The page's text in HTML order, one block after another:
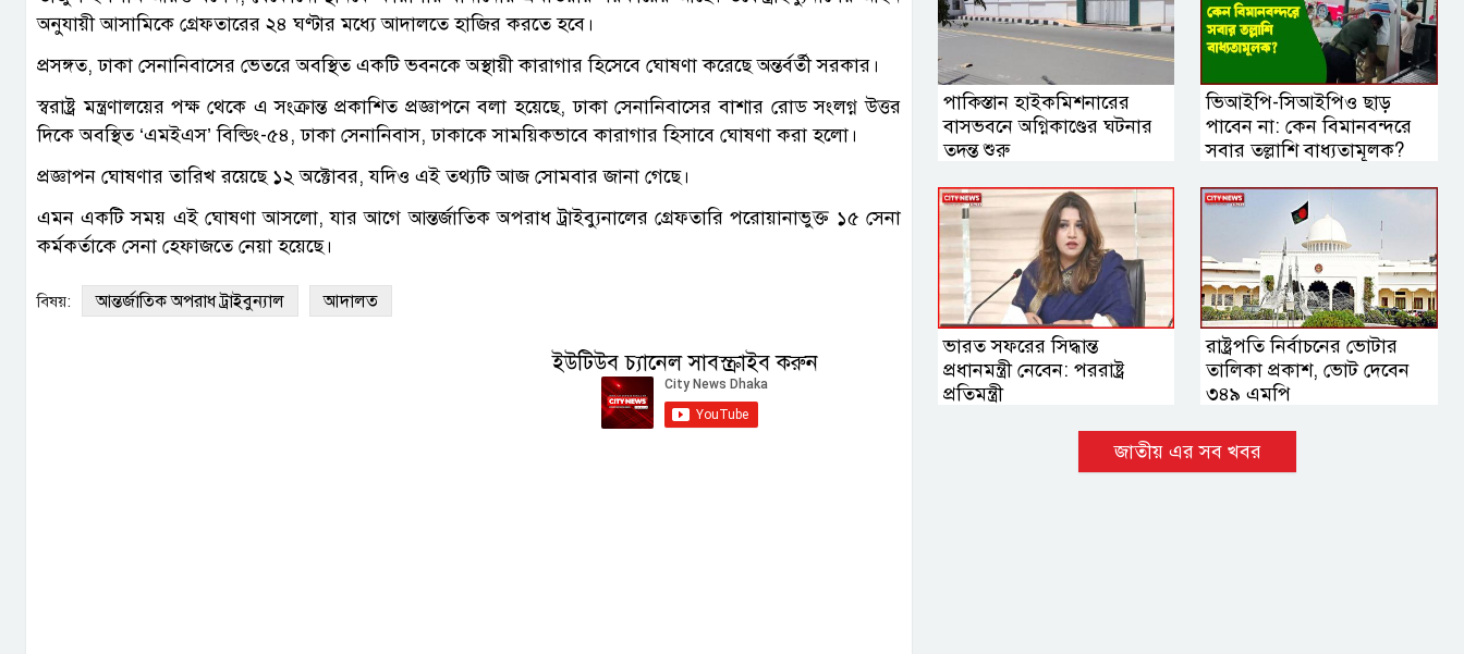
অনুযায়ী আসামিকে গ্রেফতারের ২৪ ঘণ্টার মধ্যে আদালতে হাজির করতে হবে।
প্রসঙ্গত, ঢাকা সেনানিবাসের ভেতরে অবস্থিত একটি ভবনকে অস্থায়ী কারাগার হিসেবে ঘোষণা করেছে অন্তর্বর্তী সরকার।
স্বরাষ্ট্র মন্ত্রণালয়ের পক্ষ থেকে এ সংক্রান্ত প্রকাশিত প্রজ্ঞাপনে বলা হয়েছে, ঢাকা সেনানিবাসের বাশার রোড সংলগ্ন উত্তর
দিকে অবস্থিত ‘এমইএস’ বিল্ডিং-৫৪, ঢাকা সেনানিবাস, ঢাকাকে সাময়িকভাবে কারাগার হিসাবে ঘোষণা করা হলো।
প্রজ্ঞাপন ঘোষণার তারিখ রয়েছে ১২ অক্টোবর, যদিও এই তথ্যটি আজ সোমবার জানা গেছে।
এমন একটি সময় এই ঘোষণা আসলো, যার আগে আন্তর্জাতিক অপরাধ ট্রাইব্যুনালের গ্রেফতারি পরোয়ানাভুক্ত ১৫ সেনা
কর্মকর্তাকে সেনা হেফাজতে নেয়া হয়েছে।
বিষয়: আন্তর্জাতিক অপরাধ ট্রাইবুন্যাল আদালত
ইউটিউব চ্যানেল সাবস্ক্রাইব করুন
পাকিস্তান হাইকমিশনারের
বাসভবনে অগ্নিকাণ্ডের ঘটনার
তদন্ত শুরু
ভিআইপি-সিআইপিও ছাড়
পাবেন না: কেন বিমানবন্দরে
সবার তল্লাশি বাধ্যতামূলক?
ভারত সফরের সিদ্ধান্ত
প্রধানমন্ত্রী নেবেন: পররাষ্ট্র
প্রতিমন্ত্রী
রাষ্ট্রপতি নির্বাচনের ভোটার
তালিকা প্রকাশ, ভোট দেবেন
৩৪৯ এমপি
জাতীয় এর সব খবর